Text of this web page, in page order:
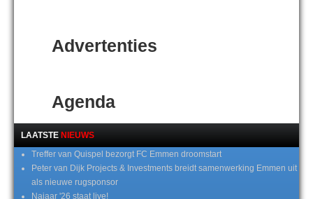
Advertenties
Agenda
LAATSTE NIEUWS
Treffer van Quispel bezorgt FC Emmen droomstart
Peter van Dijk Projects & Investments breidt samenwerking Emmen uit
als nieuwe rugsponsor
Najaar '26 staat live!